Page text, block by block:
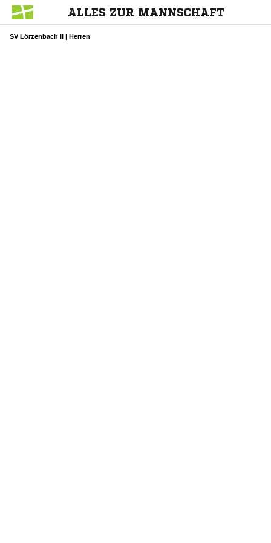
ALLES ZUR MANNSCHAFT
SV Lörzenbach II | Herren